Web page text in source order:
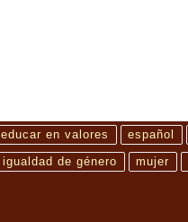
educar en valores español
igualdad de género mujer